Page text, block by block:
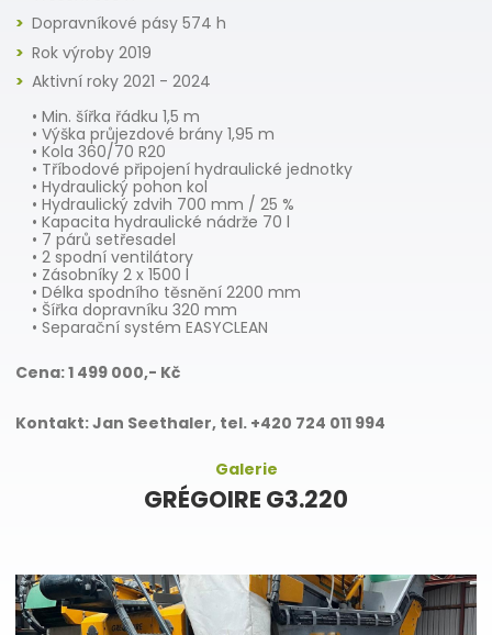
Dopravníkové pásy 574 h
Rok výroby 2019
Aktivní roky 2021 - 2024
• Min. šířka řádku 1,5 m
• Výška průjezdové brány 1,95 m
• Kola 360/70 R20
• Tříbodové připojení hydraulické jednotky
• Hydraulický pohon kol
• Hydraulický zdvih 700 mm / 25 %
• Kapacita hydraulické nádrže 70 l
• 7 párů setřesadel
• 2 spodní ventilátory
• Zásobníky 2 x 1500 l
• Délka spodního těsnění 2200 mm
• Šířka dopravníku 320 mm
• Separační systém EASYCLEAN
Cena: 1 499 000,- Kč
Kontakt: Jan Seethaler, tel. +420 724 011 994
Galerie
GRÉGOIRE G3.220
3 fotografie